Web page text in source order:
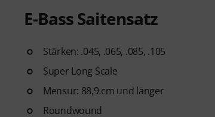
E-Bass Saitensatz
Stärken: .045, .065, .085, .105
Super Long Scale
Mensur: 88,9 cm und länger
Roundwound